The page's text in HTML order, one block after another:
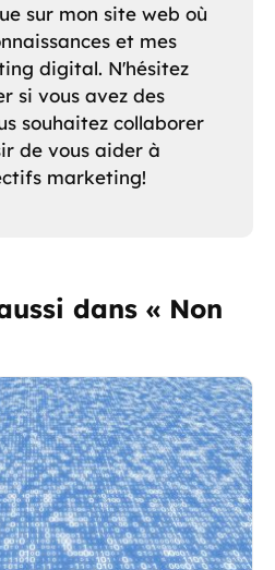
sur mon site web où
et mes
digital. N'hésitez
si vous avez des
souhaitez collaborer
de vous aider à
marketing!
dans « Non